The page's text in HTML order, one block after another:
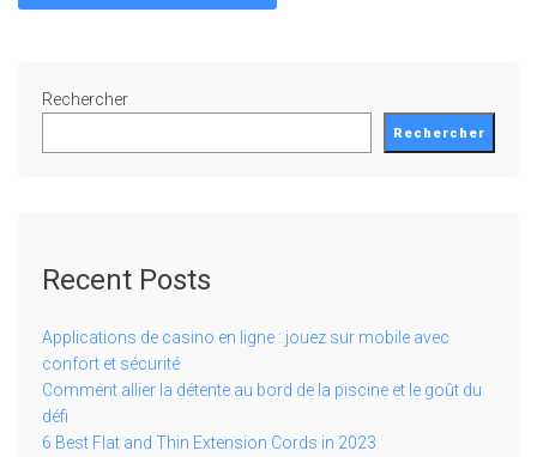
Rechercher
Rechercher
Recent Posts
Applications de casino en ligne : jouez sur mobile avec
confort et sécurité
Comment allier la détente au bord de la piscine et le goût du
défi
6 Best Flat and Thin Extension Cords in 2023